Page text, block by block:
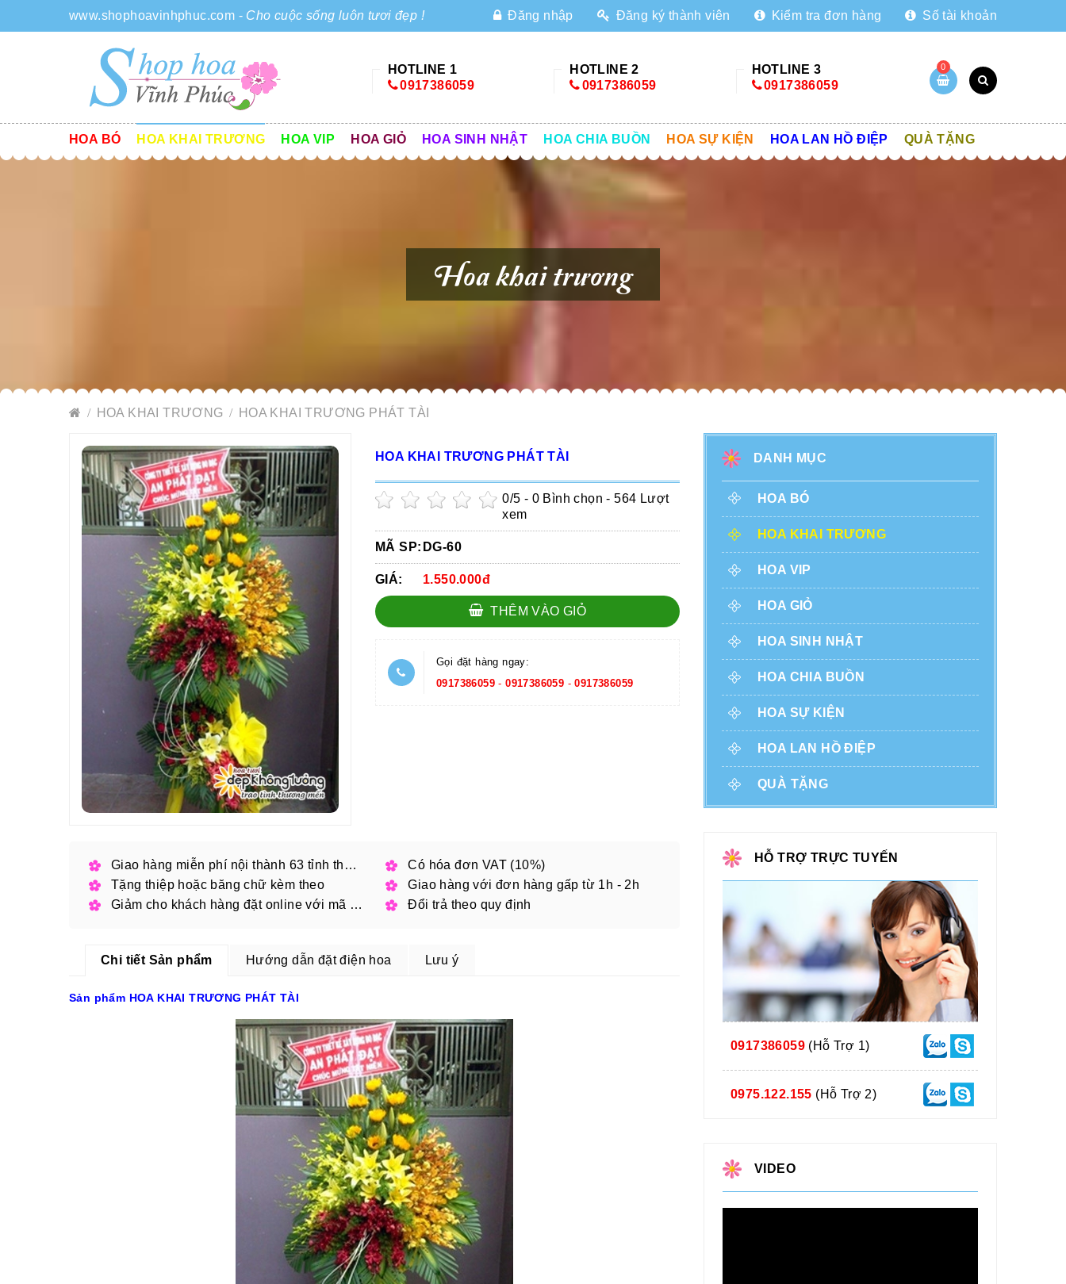
www.shophoavinhphuc.com - Cho cuộc sống luôn tươi đẹp ! Đăng nhập Đăng ký thành viên Kiểm tra đơn hàng Số tài khoản
HOTLINE 1
0917386059
HOTLINE 2
0917386059
HOTLINE 3
0917386059
0
HOA BÓ HOA KHAI TRƯƠNG HOA VIP HOA GIỎ HOA SINH NHẬT HOA CHIA BUỒN HOA SỰ KIỆN HOA LAN HỒ ĐIỆP QUÀ TẶNG
Hoa khai trương
HOA KHAI TRƯƠNG HOA KHAI TRƯƠNG PHÁT TÀI
HOA KHAI TRƯƠNG PHÁT TÀI
0/5 - 0 Bình chọn - 564 Lượt
xem
MÃ SP: DG-60
GIÁ: 1.550.000đ
THÊM VÀO GIỎ
Gọi đặt hàng ngay:
0917386059 -0917386059 -0917386059
Giao hàng miễn phí nội thành 63 tỉnh thành phố
Có hóa đơn VAT (10%)
Tặng thiệp hoặc băng chữ kèm theo
Giao hàng với đơn hàng gấp từ 1h - 2h
Giảm cho khách hàng đặt online với mã giảm giá
Đổi trả theo quy định
Chi tiết Sản phẩm Hướng dẫn đặt điện hoa Lưu ý
Sản phẩm HOA KHAI TRƯƠNG PHÁT TÀI
DANH MỤC
HOA BÓ
HOA KHAI TRƯƠNG
HOA VIP
HOA GIỎ
HOA SINH NHẬT
HOA CHIA BUỒN
HOA SỰ KIỆN
HOA LAN HỒ ĐIỆP
QUÀ TẶNG
HỖ TRỢ TRỰC TUYẾN
0917386059 (Hỗ Trợ 1)
0975.122.155 (Hỗ Trợ 2)
VIDEO